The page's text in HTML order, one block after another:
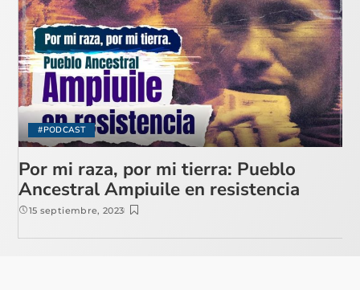
#PODCAST
Por mi raza, por mi tierra: Pueblo
Ancestral Ampiuile en resistencia
15 septiembre, 2023